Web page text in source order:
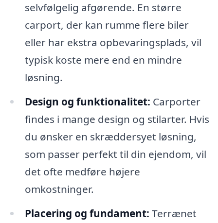
selvfølgelig afgørende. En større
carport, der kan rumme flere biler
eller har ekstra opbevaringsplads, vil
typisk koste mere end en mindre
løsning.
Design og funktionalitet: Carporter
findes i mange design og stilarter. Hvis
du ønsker en skræddersyet løsning,
som passer perfekt til din ejendom, vil
det ofte medføre højere
omkostninger.
Placering og fundament: Terrænet